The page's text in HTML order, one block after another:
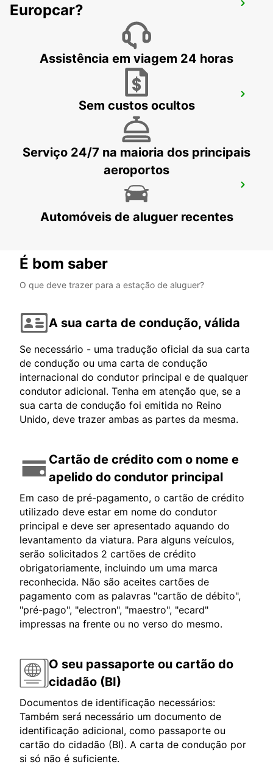
CAMBRIDGE
CAMBRIDGE - UNITED KINGDOM
WATFORD - UNITED KINGDOM
BIRMINGHAM NEWTOWN
BIRMINGHAM - UNITED KINGDOM
Europcar?
Assistência em viagem 24 horas
Sem custos ocultos
Serviço 24/7 na maioria dos principais
aeroportos
Automóveis de aluguer recentes
É bom saber
O que deve trazer para a estação de aluguer?
A sua carta de condução, válida
Se necessário - uma tradução oficial da sua carta
de condução ou uma carta de condução
internacional do condutor principal e de qualquer
condutor adicional. Tenha em atenção que, se a
sua carta de condução foi emitida no Reino
Unido, deve trazer ambas as partes da mesma.
Cartão de crédito com o nome e
apelido do condutor principal
Em caso de pré-pagamento, o cartão de crédito
utilizado deve estar em nome do condutor
principal e deve ser apresentado aquando do
levantamento da viatura. Para alguns veículos,
serão solicitados 2 cartões de crédito
obrigatoriamente, incluindo um uma marca
reconhecida. Não são aceites cartões de
pagamento com as palavras "cartão de débito",
"pré-pago", "electron", "maestro", "ecard"
impressas na frente ou no verso do mesmo.
O seu passaporte ou cartão do
cidadão (BI)
Documentos de identificação necessários:
Também será necessário um documento de
identificação adicional, como passaporte ou
cartão do cidadão (BI). A carta de condução por
si só não é suficiente.